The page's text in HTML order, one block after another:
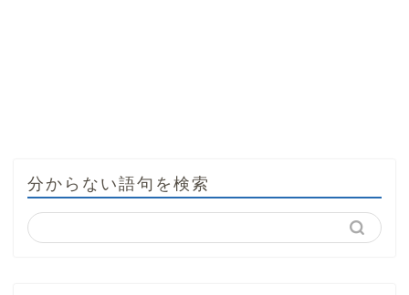
分からない語句を検索